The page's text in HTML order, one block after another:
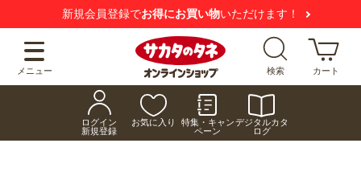
新規会員登録でお得にお買い物いただけます！
メニュー 検索 カート
ログイン
新規登録
お気に入り
特集・キャン
ペーン
デジタルカタ
ログ